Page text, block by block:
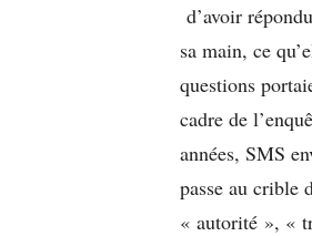
d’avoir
sa main, ce
questions
cadre de
années, SMS
passe au crible
« autorité », «